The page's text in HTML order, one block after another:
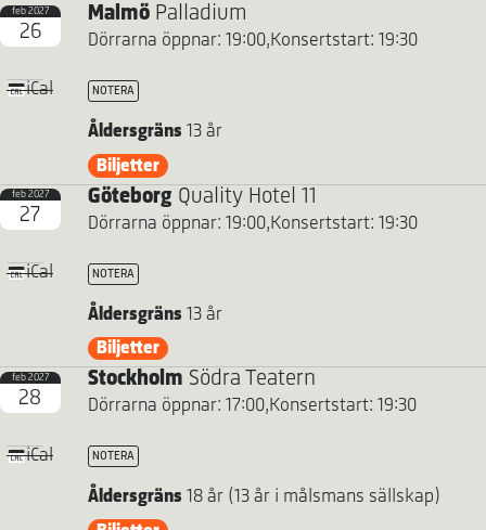
feb 2027
26
iCal
MalmöPalladium
Dörrarna öppnar: 19:00,Konsertstart: 19:30
NOTERA
Åldersgräns 13 år
Biljetter
feb 2027
27
iCal
Göteborg Quality Hotel 11
Dörrarna öppnar: 19:00,Konsertstart: 19:30
NOTERA
Åldersgräns 13 år
Biljetter
feb 2027
28
iCal
Stockholm Södra Teatern
Dörrarna öppnar: 17:00,Konsertstart: 19:30
NOTERA
Åldersgräns 18 år (13 år i målsmans sällskap)